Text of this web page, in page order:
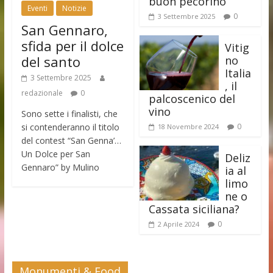
Eventi Notizie
San Gennaro,
sfida per il dolce
del santo
3 Settembre 2025
redazionale
0
Sono sette i finalisti, che
si contenderanno il titolo
del contest “San Genna’…
Un Dolce per San
Gennaro” by Mulino
3 Settembre 2025 0
Vitig
no
Italia
, il
palcoscenico del
vino
18 Novembre 2024 0
Deliz
ia al
limo
ne o
Cassata siciliana?
2 Aprile 2024 0